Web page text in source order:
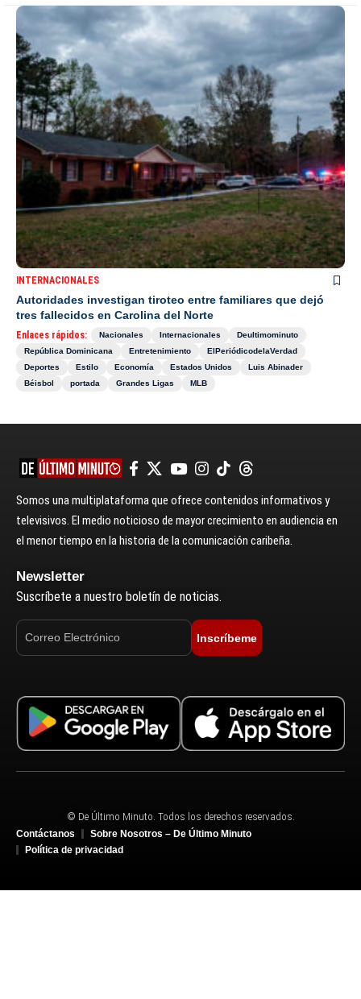
INTERNACIONALES
Autoridades investigan tiroteo entre familiares que dejó
tres fallecidos en Carolina del Norte
Enlaces rápidos: Nacionales Internacionales
Deultimominuto
República Dominicana
Entretenimiento
ElPeriódicodelaVerdad
Deportes
Estilo Economía Estados Unidos
Luis Abinader
Béisbol
portada Grandes Ligas MLB
Somos una multiplataforma que ofrece contenidos informativos y
televisivos. El medio noticioso de mayor crecimiento en audiencia en
el menor tiempo en la historia de la comunicación caribeña.
Newsletter
Suscríbete a nuestro boletín de noticias.
Inscríbeme
© De Último Minuto. Todos los derechos reservados.
Contáctanos
Sobre Nosotros – De Último Minuto
Política de privacidad